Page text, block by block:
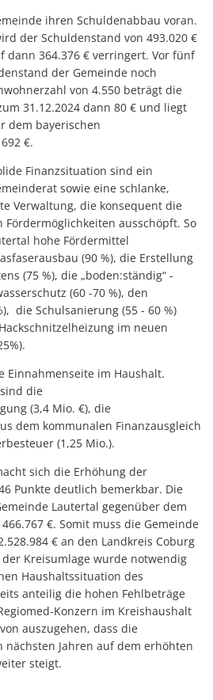
ihren Schuldenabbau voran.
der Schuldenstand von 493.020 €
dann 364.376 € verringert. Vor fünf
der Gemeinde noch
von 4.550 beträgt die
31.12.2024 dann 80 € und liegt
dem bayerischen
€.
Finanzsituation sind ein
sowie eine schlanke,
Verwaltung, die konsequent die
ausschöpft. So
hohe Fördermittel
(90 %), die Erstellung
(75 %), die „boden:ständig“ -
(60 -70 %), den
die Schulsanierung (55 - 60 %)
im neuen
Einnahmenseite im Haushalt.
die
(3,4 Mio. €), die
dem kommunalen Finanzausgleich
(1,25 Mio.).
sich die Erhöhung der
Punkte deutlich bemerkbar. Die
Lautertal gegenüber dem
€. Somit muss die Gemeinde
€ an den Landkreis Coburg
Kreisumlage wurde notwendig
Haushaltssituation des
anteilig die hohen Fehlbeträge
Konzern im Kreishaushalt
auszugehen, dass die
nächsten Jahren auf dem erhöhten
steigt.